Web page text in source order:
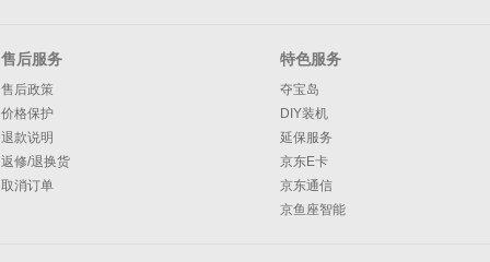
售后服务
售后政策
价格保护
退款说明
返修/退换货
取消订单
特色服务
夺宝岛
DIY装机
延保服务
京东E卡
京东通信
京鱼座智能